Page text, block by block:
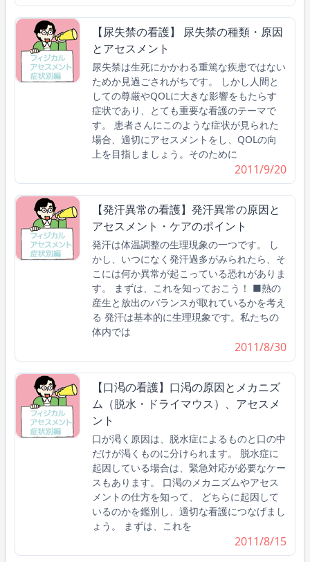
【尿失禁の看護】 尿失禁の種類・原因
とアセスメント
尿失禁は生死にかかわる重篤な疾患ではない
ためか見過ごされがちです。 しかし人間と
しての尊厳やQOLに大きな影響をもたらす
症状であり、とても重要な看護のテーマで
す。 患者さんにこのような症状が見られた
場合、適切にアセスメントをし、QOLの向
上を目指しましょう。そのために
2011/9/20
【発汗異常の看護】発汗異常の原因と
アセスメント・ケアのポイント
発汗は体温調整の生理現象の一つです。 し
かし、いつになく発汗過多がみられたら、そ
こには何か異常が起こっている恐れがありま
す。 まずは、これを知っておこう！ ■熱の
産生と放出のバランスが取れているかを考え
る 発汗は基本的に生理現象です。私たちの
体内では
2011/8/30
【口渇の看護】口渇の原因とメカニズ
ム（脱水・ドライマウス）、アセスメ
ント
口が渇く原因は、脱水症によるものと口の中
だけが渇くものに分けられます。 脱水症に
起因している場合は、緊急対応が必要なケー
スもあります。 口渇のメカニズムやアセス
メントの仕方を知って、 どちらに起因して
いるのかを鑑別し、適切な看護につなげまし
ょう。 まずは、これを
2011/8/15